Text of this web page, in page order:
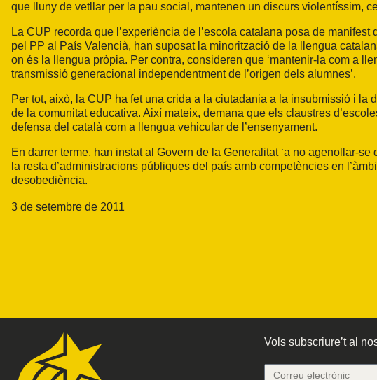
que lluny de vetllar per la pau social, mantenen un discurs violentíssim,
La CUP recorda que l’experiència de l’escola catalana posa de
pel PP al País Valencià, han suposat la minorització de la llengua
on és la llengua pròpia. Per contra, consideren que ‘mantenir-la com a
transmissió generacional independentment de l’origen dels alumnes’.
Per tot, això, la CUP ha fet una crida a la ciutadania a la insubmissió i la
de la comunitat educativa. Així mateix, demana que els claustres
defensa del català com a llengua vehicular de l’ensenyament.
En darrer terme, han instat al Govern de la Generalitat ‘a no agenollar-se
la resta d’administracions públiques del país amb competències en
desobediència.
3 de setembre de 2011
Vols subscriure’t al